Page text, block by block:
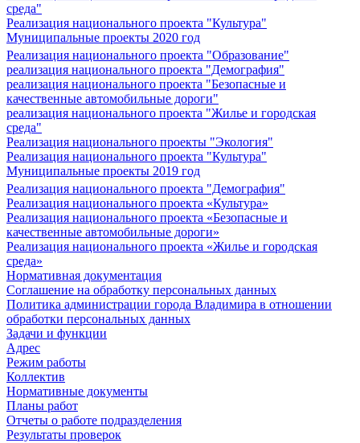
среда"
Реализация национального проекта "Культура"
Муниципальные проекты 2020 год
Реализация национального проекта "Образование"
реализация национального проекта "Демография"
реализация национального проекта "Безопасные и
качественные автомобильные дороги"
реализация национального проекта "Жилье и городская
среда"
Реализация национального проекты "Экология"
Реализация национального проекта "Культура"
Муниципальные проекты 2019 год
Реализация национального проекта "Демография"
Реализация национального проекта «Культура»
Реализация национального проекта «Безопасные и
качественные автомобильные дороги»
Реализация национального проекта «Жилье и городская
среда»
Нормативная документация
Соглашение на обработку персональных данных
Политика администрации города Владимира в отношении
обработки персональных данных
Задачи и функции
Адрес
Режим работы
Коллектив
Нормативные документы
Планы работ
Отчеты о работе подразделения
Результаты проверок